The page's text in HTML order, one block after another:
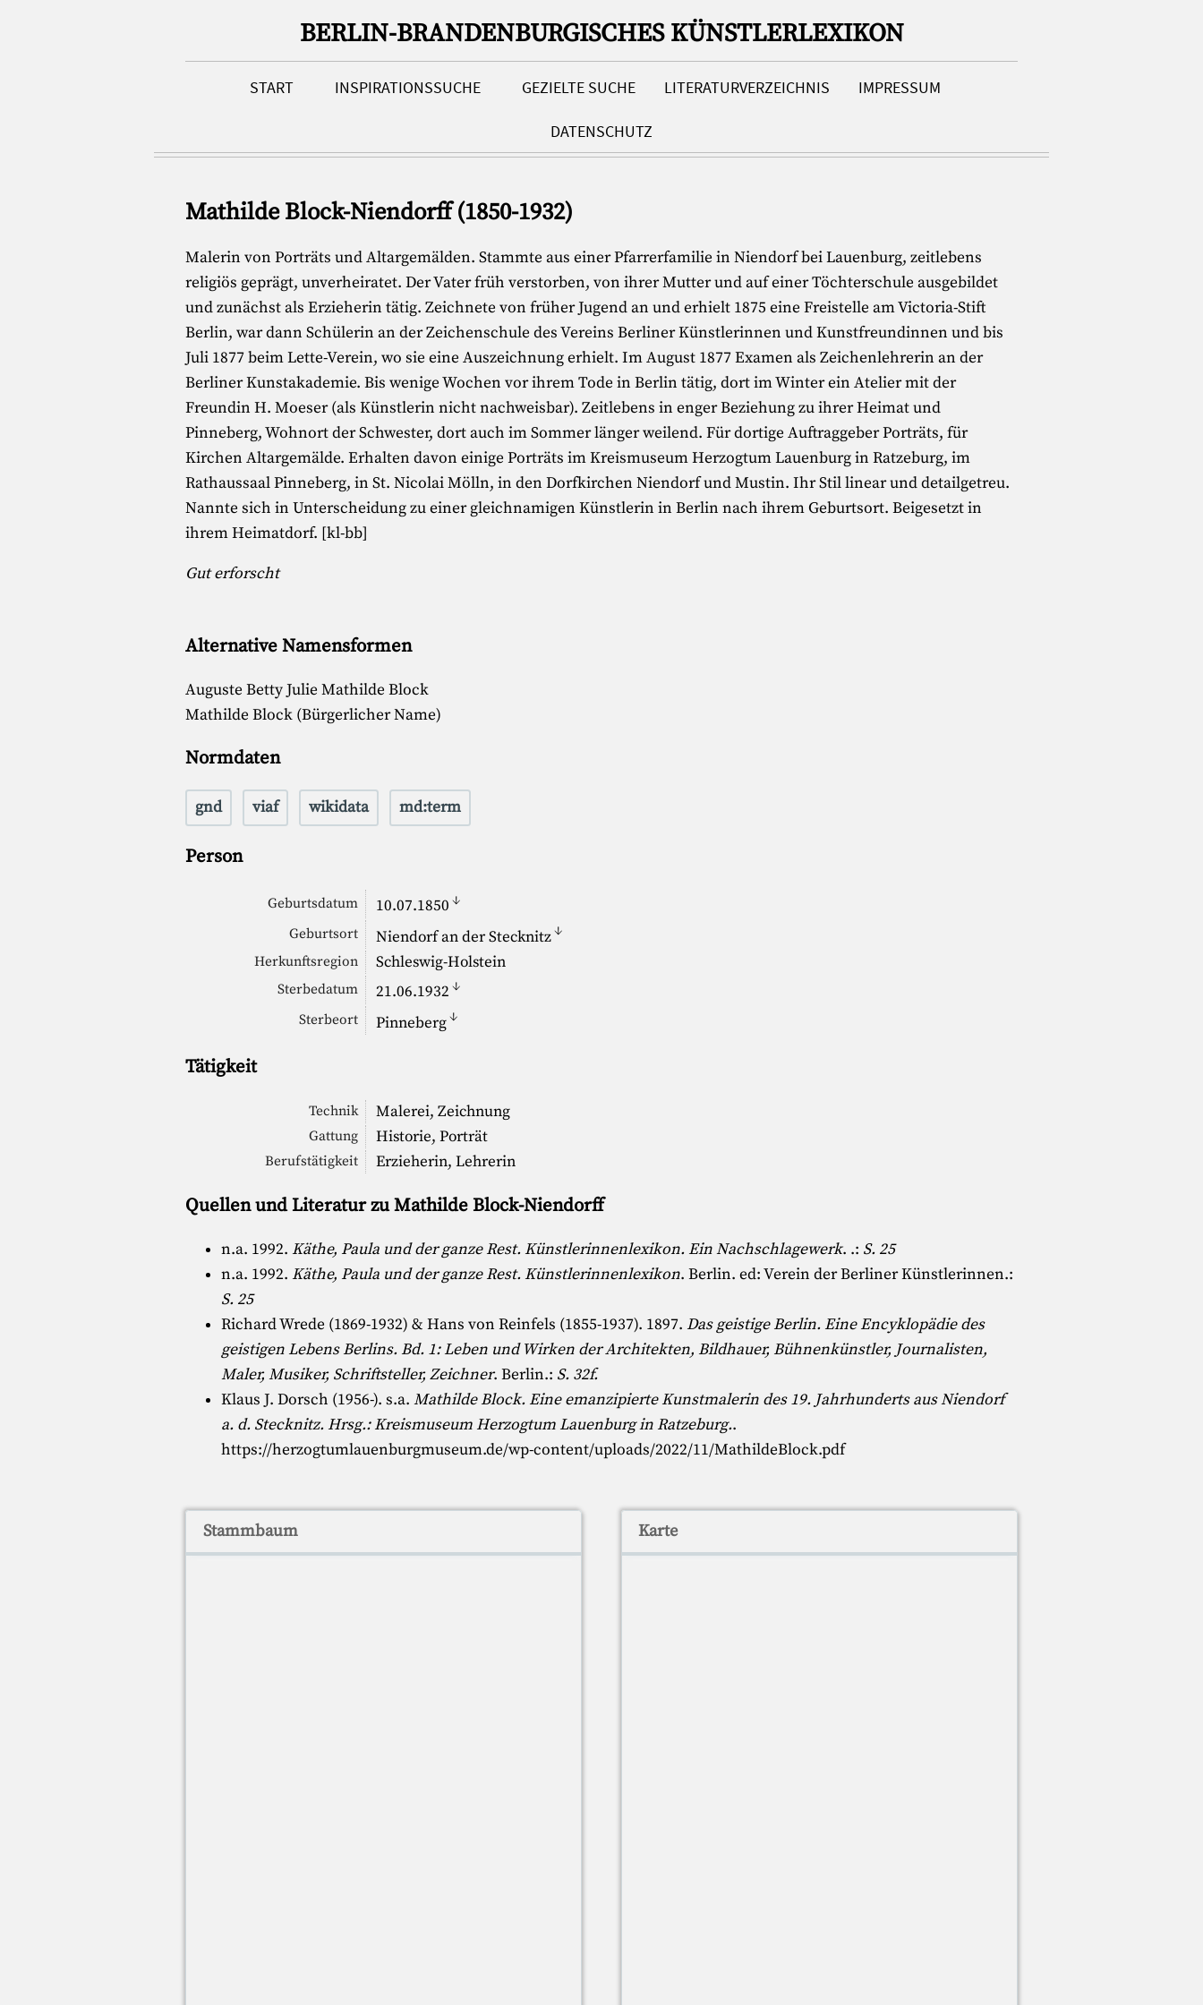
BERLIN-BRANDENBURGISCHES KÜNSTLERLEXIKON
START INSPIRATIONSSUCHE GEZIELTE SUCHE LITERATURVERZEICHNIS IMPRESSUM
DATENSCHUTZ
Mathilde Block-Niendorff (1850-1932)
Malerin von Porträts und Altargemälden. Stammte aus einer Pfarrerfamilie in Niendorf bei Lauenburg, zeitlebens
religiös geprägt, unverheiratet. Der Vater früh verstorben, von ihrer Mutter und auf einer Töchterschule ausgebildet
und zunächst als Erzieherin tätig. Zeichnete von früher Jugend an und erhielt 1875 eine Freistelle am Victoria-Stift
Berlin, war dann Schülerin an der Zeichenschule des Vereins Berliner Künstlerinnen und Kunstfreundinnen und bis
Juli 1877 beim Lette-Verein, wo sie eine Auszeichnung erhielt. Im August 1877 Examen als Zeichenlehrerin an der
Berliner Kunstakademie. Bis wenige Wochen vor ihrem Tode in Berlin tätig, dort im Winter ein Atelier mit der
Freundin H. Moeser (als Künstlerin nicht nachweisbar). Zeitlebens in enger Beziehung zu ihrer Heimat und
Pinneberg, Wohnort der Schwester, dort auch im Sommer länger weilend. Für dortige Auftraggeber Porträts, für
Kirchen Altargemälde. Erhalten davon einige Porträts im Kreismuseum Herzogtum Lauenburg in Ratzeburg, im
Rathaussaal Pinneberg, in St. Nicolai Mölln, in den Dorfkirchen Niendorf und Mustin. Ihr Stil linear und detailgetreu.
Nannte sich in Unterscheidung zu einer gleichnamigen Künstlerin in Berlin nach ihrem Geburtsort. Beigesetzt in
ihrem Heimatdorf. [kl-bb]
Gut erforscht
Alternative Namensformen
Auguste Betty Julie Mathilde Block
Mathilde Block (Bürgerlicher Name)
Normdaten
gnd viaf wikidata md:term
Person
Geburtsdatum 10.07.1850 ↓
Geburtsort Niendorf an der Stecknitz↓
Herkunftsregion Schleswig-Holstein
Sterbedatum 21.06.1932 ↓
Sterbeort Pinneberg↓
Tätigkeit
Technik Malerei, Zeichnung
Gattung Historie, Porträt
Berufstätigkeit Erzieherin, Lehrerin
Quellen und Literatur zu Mathilde Block-Niendorff
n.a. 1992. Käthe, Paula und der ganze Rest. Künstlerinnenlexikon. Ein Nachschlagewerk. .: S. 25
n.a. 1992. Käthe, Paula und der ganze Rest. Künstlerinnenlexikon. Berlin. ed:Verein der Berliner Künstlerinnen.:
S. 25
Richard Wrede (1869-1932) &Hans von Reinfels (1855-1937). 1897. Das geistige Berlin. Eine Encyklopädie des
geistigen Lebens Berlins. Bd. 1: Leben und Wirken der Architekten, Bildhauer, Bühnenkünstler, Journalisten,
Maler, Musiker, Schriftsteller, Zeichner. Berlin.: S. 32f.
Klaus J. Dorsch (1956-). s.a.Mathilde Block. Eine emanzipierte Kunstmalerin des 19. Jahrhunderts aus Niendorf
a. d. Stecknitz. Hrsg.: Kreismuseum Herzogtum Lauenburg in Ratzeburg..
https://herzogtumlauenburgmuseum.de/wp-content/uploads/2022/11/MathildeBlock.pdf
Stammbaum Karte